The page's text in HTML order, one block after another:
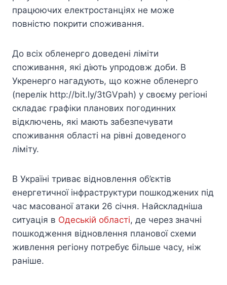
працюючих електростанціях не може
повністю покрити споживання.
До всіх обленерго доведені ліміти
споживання, які діють упродовж доби. В
Укренерго нагадують, що кожне обленерго
(перелік http://bit.ly/3tGVpah) у своєму регіоні
складає графіки планових погодинних
відключень, які мають забезпечувати
споживання області на рівні доведеного
ліміту.
В Україні триває відновлення об’єктів
енергетичної інфраструктури пошкоджених під
час масованої атаки 26 січня. Найскладніша
ситуація в Одеській області, де через значні
пошкодження відновлення планової схеми
живлення регіону потребує більше часу, ніж
раніше.